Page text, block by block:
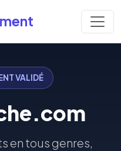
VALIDÉ
en tous genres,